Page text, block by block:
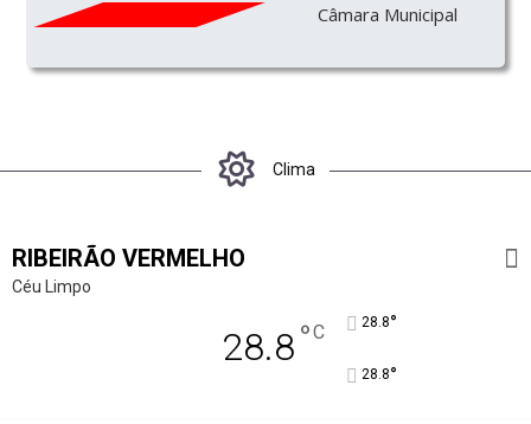
Câmara Municipal
Clima
RIBEIRÃO VERMELHO
Céu Limpo
28.8°C 28.8°
28.8°